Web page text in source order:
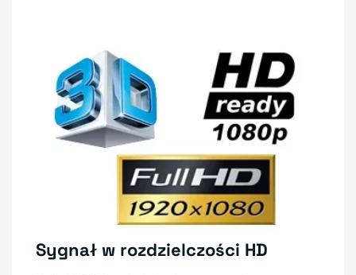
Sygnał w rozdzielczości HD